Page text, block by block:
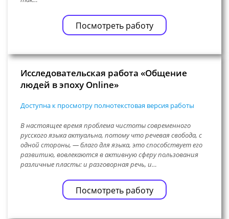
Посмотреть работу
Исследовательская работа «Общение
людей в эпоху Online»
Доступна к просмотру полнотекстовая версия работы
В настоящее время проблема чистоты современного
русского языка актуальна, потому что речевая свобода, с
одной стороны, — благо для языка, это способствует его
развитию, вовлекаются в активную сферу пользования
различные пласты: и разговорная речь, и…
Посмотреть работу